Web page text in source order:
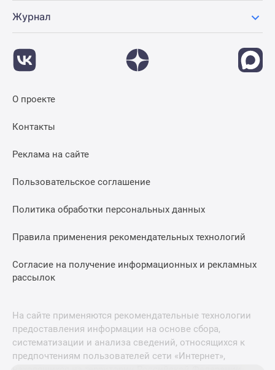
Журнал
О проекте
Контакты
Реклама на сайте
Пользовательское соглашение
Политика обработки персональных данных
Правила применения рекомендательных технологий
Согласие на получение информационных и рекламных
рассылок
На сайте применяются рекомендательные технологии
предоставления информации на основе сбора,
систематизации и анализа сведений, относящихся к
предпочтениям пользователей сети «Интернет»,